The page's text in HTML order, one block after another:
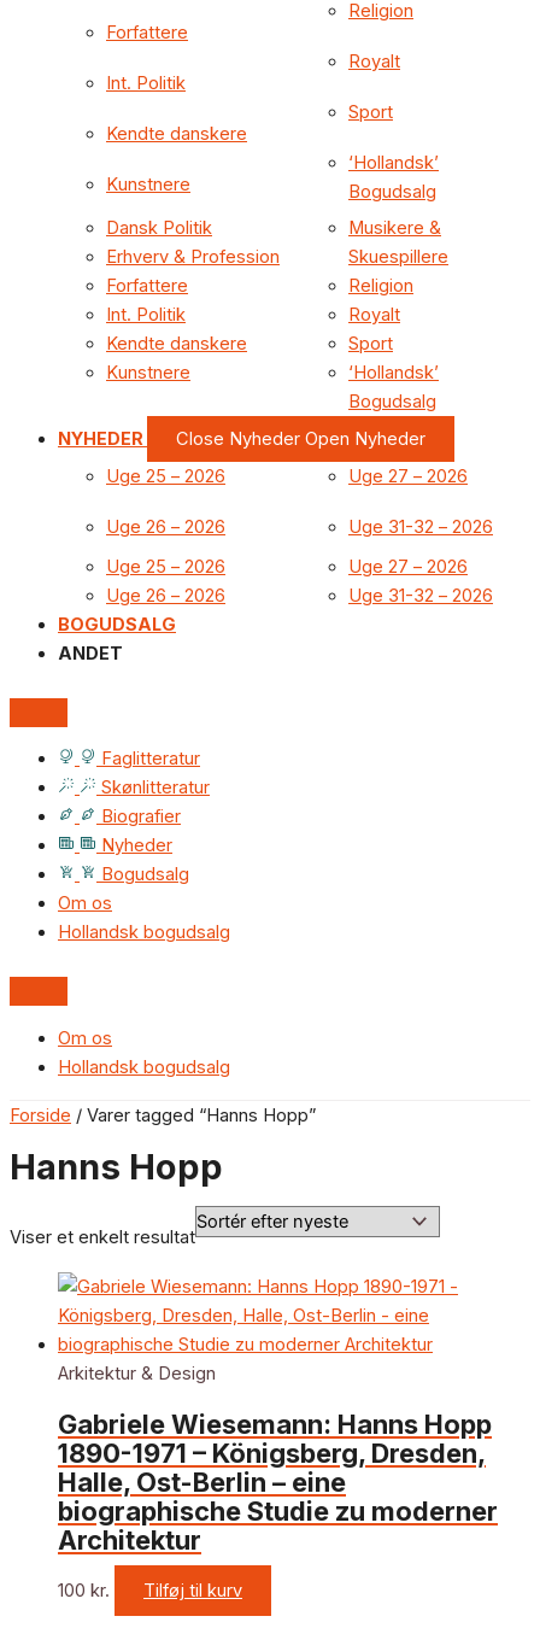
Forfattere
Int. Politik
Kendte danskere
Kunstnere
Religion
Royalt
Sport
‘Hollandsk’
Bogudsalg
Dansk Politik
Erhverv & Profession
Forfattere
Int. Politik
Kendte danskere
Kunstnere
Musikere &
Skuespillere
Religion
Royalt
Sport
‘Hollandsk’
Bogudsalg
NYHEDER
Close Nyheder Open Nyheder
Uge 25 – 2026
Uge 26 – 2026
Uge 27 – 2026
Uge 31-32 – 2026
Uge 25 – 2026
Uge 26 – 2026
Uge 27 – 2026
Uge 31-32 – 2026
BOGUDSALG
ANDET
Faglitteratur
Skønlitteratur
Biografier
Nyheder
Bogudsalg
Om os
Hollandsk bogudsalg
Om os
Hollandsk bogudsalg
Forside / Varer tagged “Hanns Hopp”
Hanns Hopp
Viser et enkelt resultat
Arkitektur & Design
Gabriele Wiesemann: Hanns Hopp
1890-1971 – Königsberg, Dresden,
Halle, Ost-Berlin – eine
biographische Studie zu moderner
Architektur
100 kr. Tilføj til kurv